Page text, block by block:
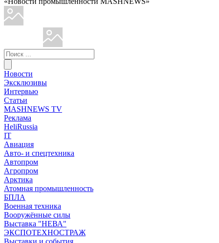
Новости
Эксклюзивы
Интервью
Статьи
MASHNEWS TV
Реклама
HeliRussia
IT
Авиация
Авто- и спецтехника
Автопром
Агропром
Арктика
Атомная промышленность
БПЛА
Военная техника
Вооружённые силы
Выставка "НЕВА"
ЭКСПОТЕХНОСТРАЖ
Выставки и события